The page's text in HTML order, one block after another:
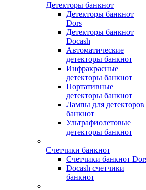
Детекторы банкнот
Детекторы банкнот
Dors
Детекторы банкнот
Docash
Автоматические
детекторы банкнот
Инфракрасные
детекторы банкнот
Портативные
детекторы банкнот
Лампы для детекторов
банкнот
Ультрафиолетовые
детекторы банкнот
Счетчики банкнот
Счетчики банкнот
Docash счетчики
банкнот